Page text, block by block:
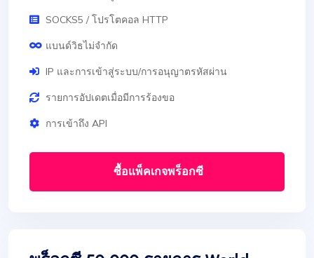
SOCKS5 / โปรโตคอล HTTP
แบนด์วิธไม่จำกัด
IP และการเข้าสู่ระบบ/การอนุญาตรหัสผ่าน
รายการอัปเดตเมื่อมีการร้องขอ
การเข้าถึง API
ซื้อแพ็คเกจพร็อกซี